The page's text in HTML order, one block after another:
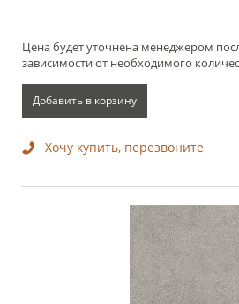
Цена будет уточнена менеджером
зависимости от необходимого
Добавить в корзину
Хочу купить, перезвоните